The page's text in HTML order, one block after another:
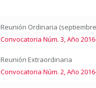
Reunión Ordinaria
Convocatoria Núm. 3, Año
Reunión Extraordinaria
Convocatoria Núm. 2, Año